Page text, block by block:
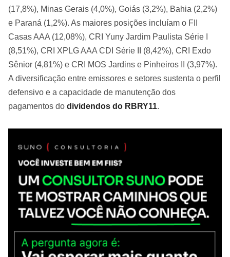
(17,8%), Minas Gerais (4,0%), Goiás (3,2%), Bahia (2,2%)
e Paraná (1,2%). As maiores posições incluíam o FII
Casas AAA (12,08%), CRI Yuny Jardim Paulista Série I
(8,51%), CRI XPLG AAA CDI Série II (8,42%), CRI Exdo
Sênior (4,81%) e CRI MOS Jardins e Pinheiros II (3,97%).
A diversificação entre emissores e setores sustenta o perfil
defensivo e a capacidade de manutenção dos
pagamentos do dividendos do RBRY11.